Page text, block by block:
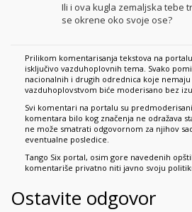
Ili i ova kugla zemaljska tebe
se okrene oko svoje ose?
Prilikom komentarisanja tekstova na
isključivo vazduhoplovnih tema. Svako
nacionalnih i drugih odrednica koje nemaju
vazduhoplovstvom biće moderisano bez
Svi komentari na portalu su
komentara bilo kog značenja ne odražava
ne može smatrati odgovornom za njihov
eventualne posledice.
Tango Six portal, osim gore navedenih
komentariše privatno niti javno svoju
Ostavite odgovor